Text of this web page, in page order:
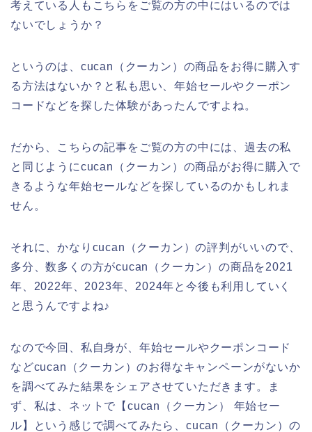
考えている人もこちらをご覧の方の中にはいるのでは
ないでしょうか？
というのは、cucan（クーカン）の商品をお得に購入す
る方法はないか？と私も思い、年始セールやクーポン
コードなどを探した体験があったんですよね。
だから、こちらの記事をご覧の方の中には、過去の私
と同じようにcucan（クーカン）の商品がお得に購入で
きるような年始セールなどを探しているのかもしれま
せん。
それに、かなりcucan（クーカン）の評判がいいので、
多分、数多くの方がcucan（クーカン）の商品を2021
年、2022年、2023年、2024年と今後も利用していく
と思うんですよね♪
なので今回、私自身が、年始セールやクーポンコード
などcucan（クーカン）のお得なキャンペーンがないか
を調べてみた結果をシェアさせていただきます。ま
ず、私は、ネットで【cucan（クーカン） 年始セー
ル】という感じで調べてみたら、cucan（クーカン）の